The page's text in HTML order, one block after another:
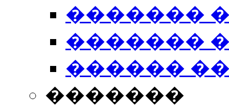
�������
�������
������
�������